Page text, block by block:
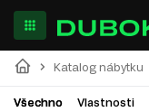
Katalog nábytku
Všechno Vlastnosti